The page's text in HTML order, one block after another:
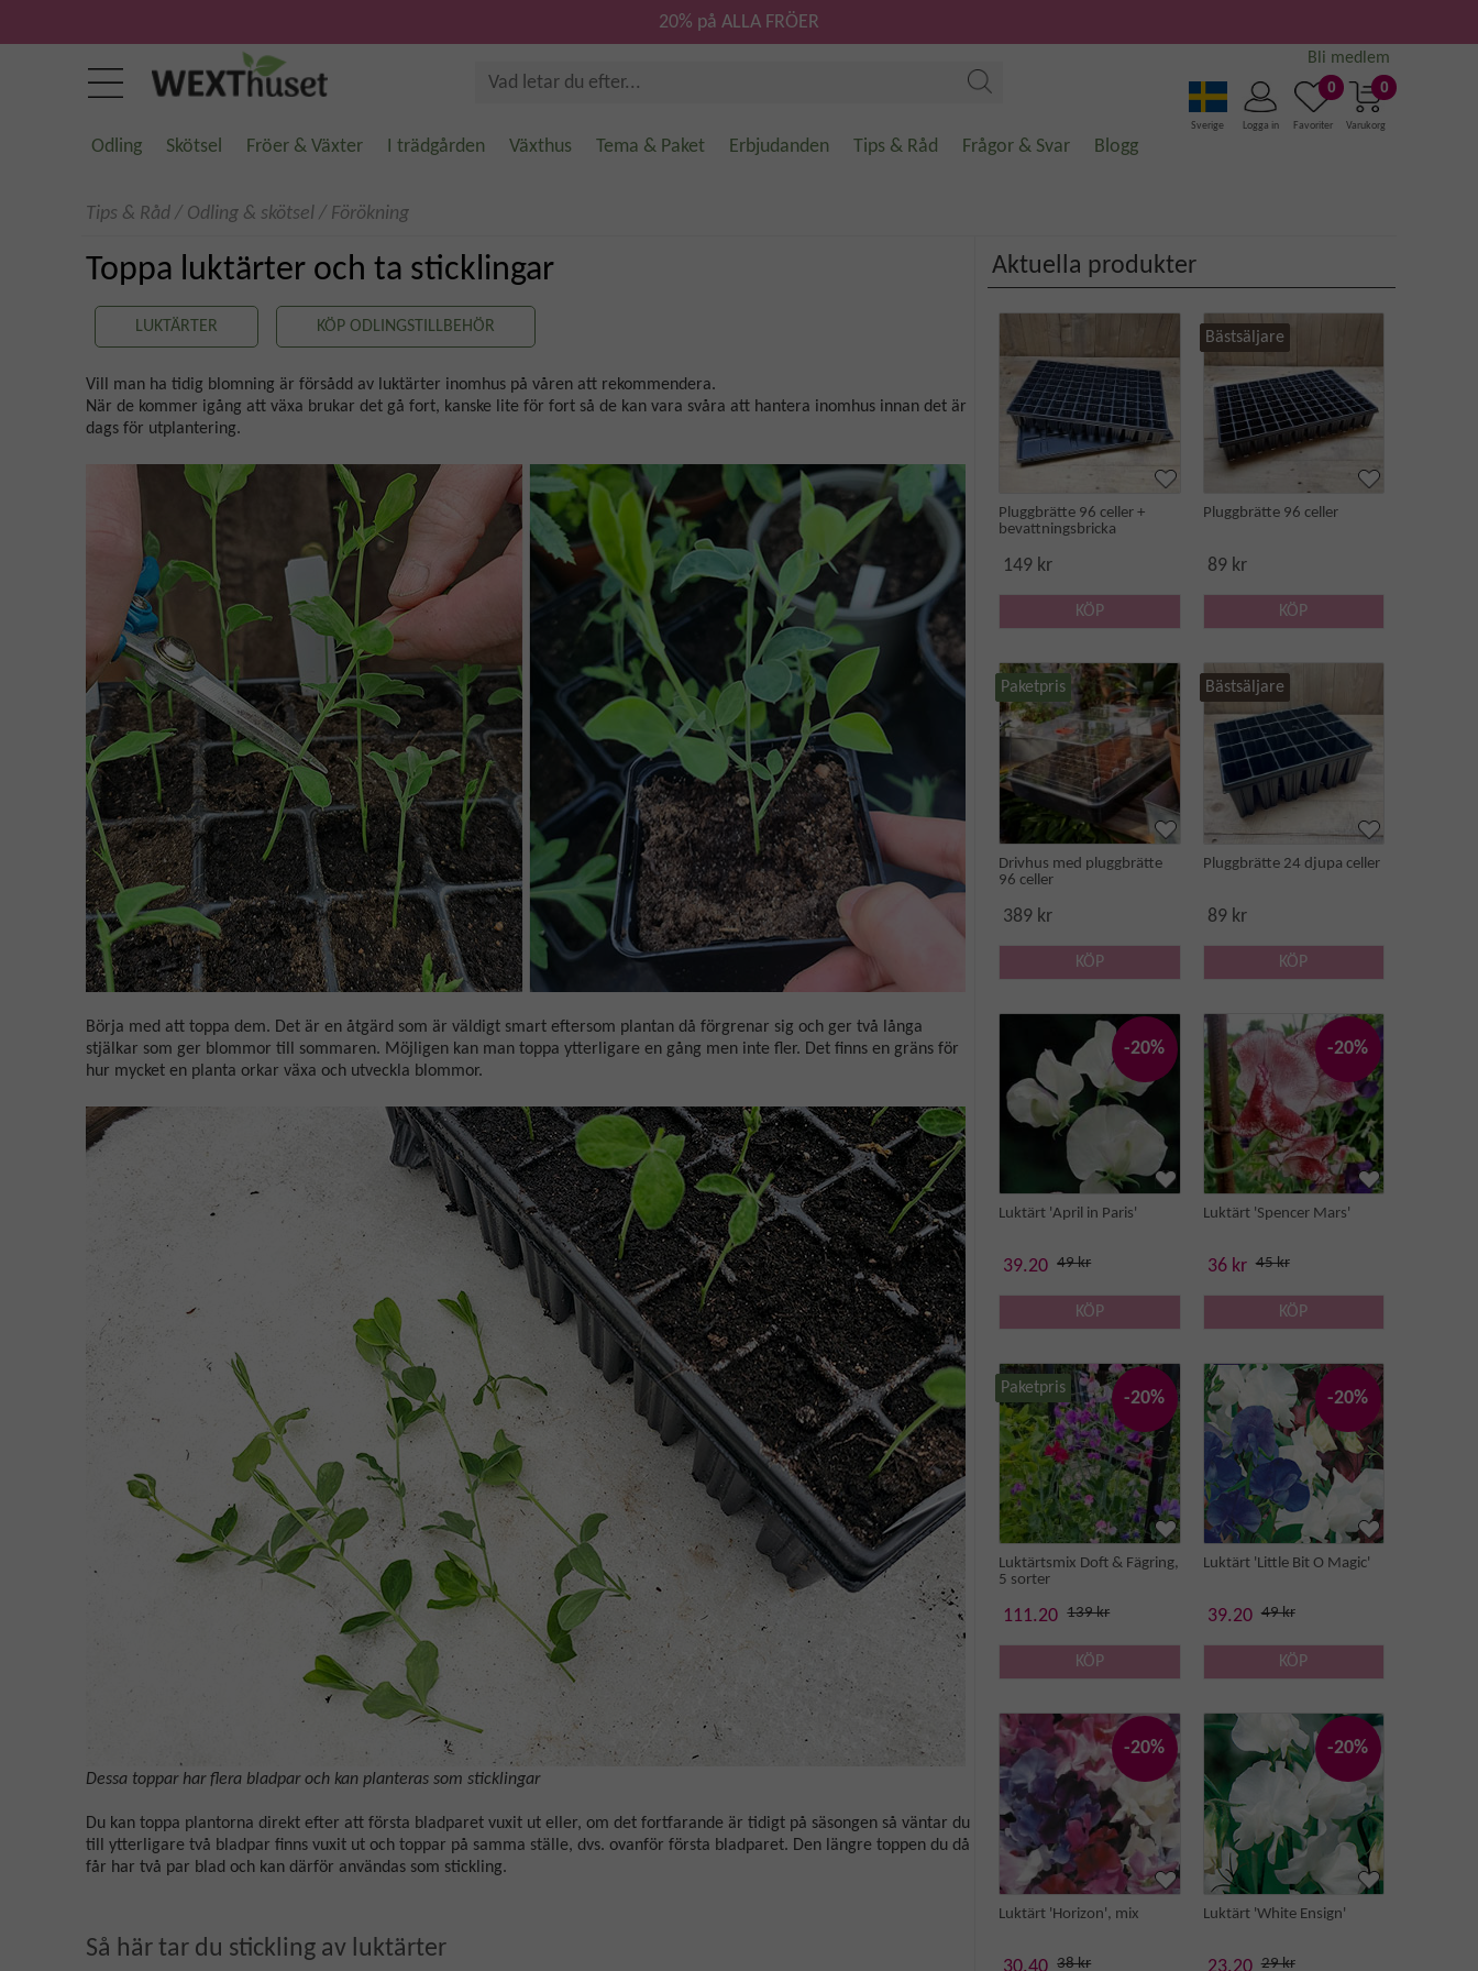
0
Varukorg
0
Favoriter
Logga in
Sverige
Bli medlem
20% på ALLA FRÖER
Odling Skötsel Fröer & Växter I trädgården Växthus Tema & Paket Erbjudanden Tips & Råd Frågor & Svar Blogg
Tips & Råd / Odling & skötsel / Förökning
Toppa luktärter och ta sticklingar
LUKTÄRTER KÖP ODLINGSTILLBEHÖR
Vill man ha tidig blomning är försådd av luktärter inomhus på våren att rekommendera.
När de kommer igång att växa brukar det gå fort, kanske lite för fort så de kan vara svåra att hantera inomhus innan det är
dags för utplantering.
Börja med att toppa dem. Det är en åtgärd som är väldigt smart eftersom plantan då förgrenar sig och ger två långa
stjälkar som ger blommor till sommaren. Möjligen kan man toppa ytterligare en gång men inte fler. Det finns en gräns för
hur mycket en planta orkar växa och utveckla blommor.
Dessa toppar har flera bladpar och kan planteras som sticklingar
Du kan toppa plantorna direkt efter att första bladparet vuxit ut eller, om det fortfarande är tidigt på säsongen så väntar du
till ytterligare två bladpar finns vuxit ut och toppar på samma ställe, dvs. ovanför första bladparet. Den längre toppen du då
får har två par blad och kan därför användas som stickling.
Så här tar du stickling av luktärter
Aktuella produkter
Pluggbrätte 96 celler +
bevattningsbricka
149 kr
KÖP
Bästsäljare
Pluggbrätte 96 celler
89 kr
KÖP
Paketpris
Drivhus med pluggbrätte
96 celler
389 kr
KÖP
Bästsäljare
Pluggbrätte 24 djupa celler
89 kr
KÖP
-20%
Luktärt 'April in Paris'
39.20 49 kr
KÖP
-20%
Luktärt 'Spencer Mars'
36 kr 45 kr
KÖP
-20%
Paketpris
Luktärtsmix Doft & Fägring,
5 sorter
111.20 139 kr
KÖP
-20%
Luktärt 'Little Bit O Magic'
39.20 49 kr
KÖP
-20%
Luktärt 'Horizon', mix
38 kr
-20%
Luktärt 'White Ensign'
29 kr